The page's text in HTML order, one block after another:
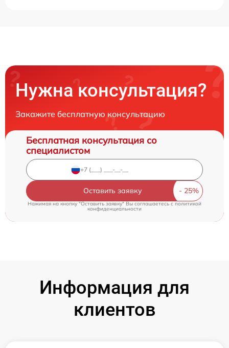
Нужна консультация?
Закажите бесплатную консультацию
Бесплатная консультация со
специалистом
Оставить заявку
Нажимая на кнопку "Оставить заявку" Вы соглашаетесь cполитикой
конфиденциальности
Информация для
клиентов